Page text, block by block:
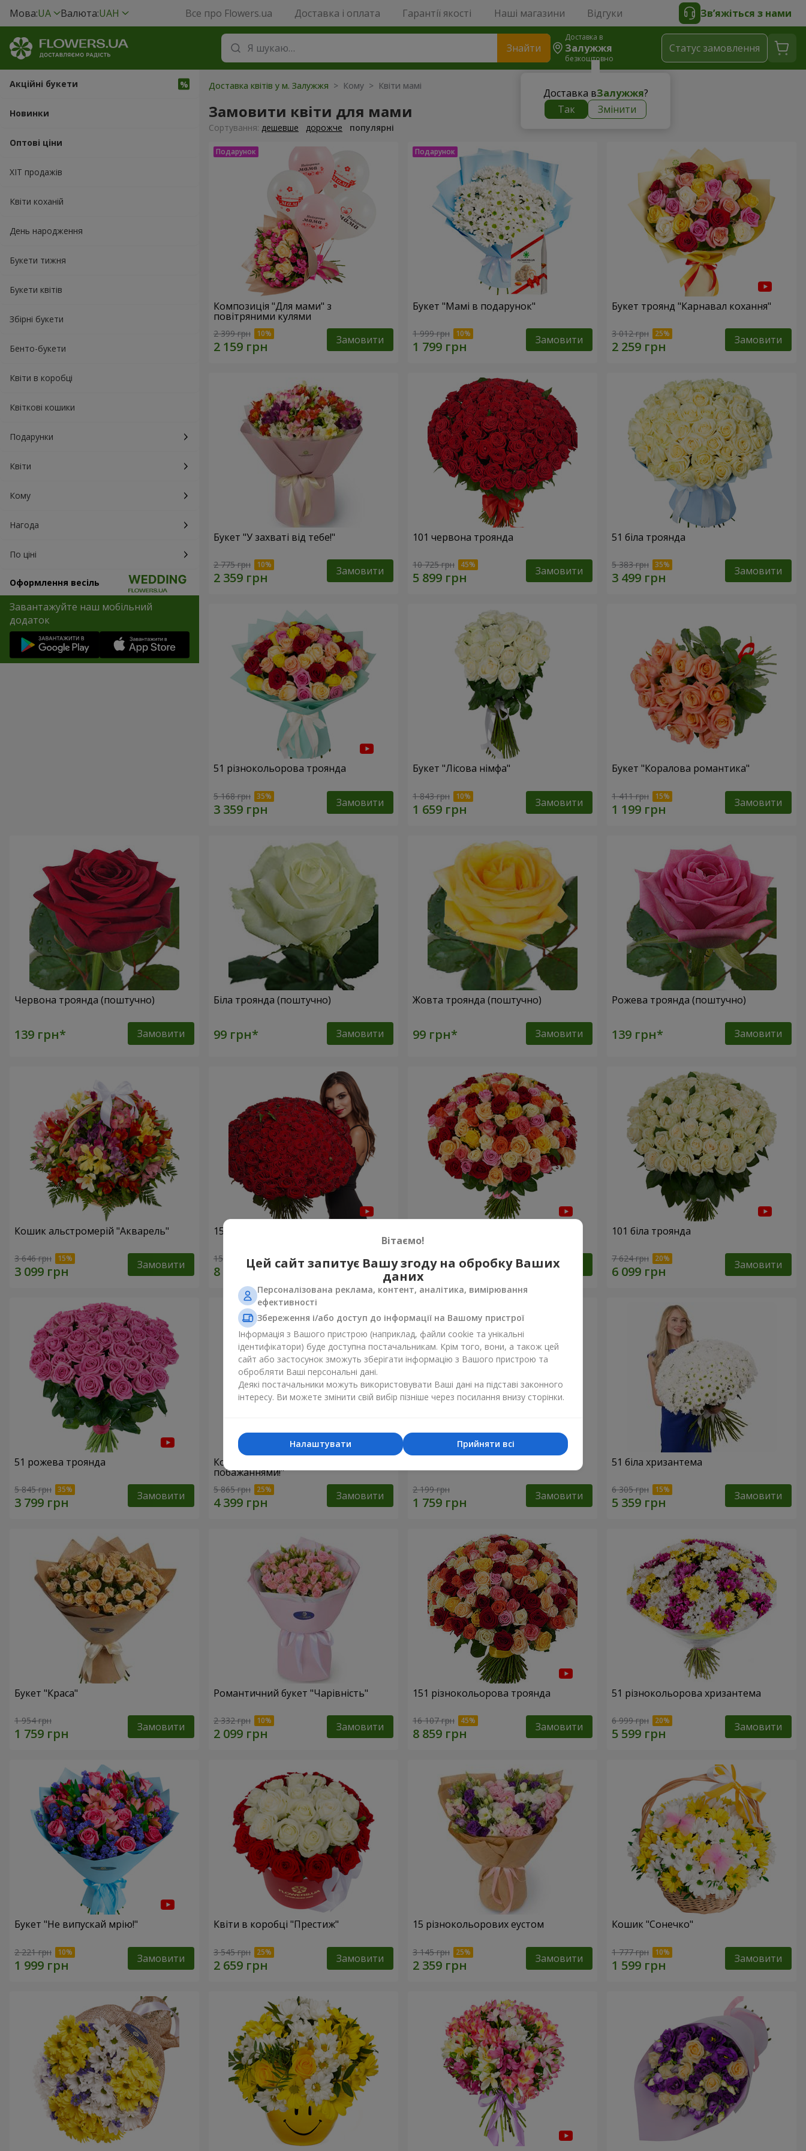
Мова:UA Валюта:UAH Все про Flowers.ua Доставка і оплата Гарантії якості Наші магазини Відгуки Зв’яжіться з нами
Знайти
Доставка в
Залужжя
безкоштовно
Доставка вЗалужжя?
Так
Змінити
Статус замовлення
Акційні букети
Новинки
Оптові ціни
ХІТ продажів
Квіти коханій
День народження
Букети тижня
Букети квітів
Збірні букети
Бенто-букети
Квіти в коробці
Квіткові кошики
Подарунки
Квіти
Кому
Нагода
По ціні
Оформлення весіль
Завантажуйте наш мобільний
додаток
Доставка квітів у м. Залужжя > Кому > Квіти мамі
Замовити квіти для мами
Сортування: дешевше дорожче популярні
Композиція "Для мами" з
повітряними кулями
2 399 грн Замовити
Букет "Мамі в подарунок"
1 999 грн Замовити
Букет троянд "Карнавал кохання"
3 012 грн Замовити
Букет "У захваті від тебе!"
2 775 грн Замовити
101 червона троянда
10 725 грн Замовити
51 біла троянда
5 383 грн Замовити
51 різнокольорова троянда
5 168 грн Замовити
Букет "Лісова німфа"
1 843 грн Замовити
Букет "Коралова романтика"
1 411 грн Замовити
Червона троянда (поштучно)
Замовити
Біла троянда (поштучно)
Замовити
Жовта троянда (поштучно)
Замовити
Рожева троянда (поштучно)
Замовити
Кошик альстромерій "Акварель"
3 646 грн Замовити
151 червона троянда
15 744 грн Замовити 9 383 грн Замовити
101 біла троянда
7 624 грн Замовити
51 рожева троянда
5 845 грн Замовити
Кошик "З найкращими
побажаннями!"
5 865 грн Замовити 2 199 грн Замовити
51 біла хризантема
6 305 грн Замовити
Букет "Краса"
1 954 грн Замовити
Романтичний букет "Чарівність"
2 332 грн Замовити
151 різнокольорова троянда
16 107 грн Замовити
51 різнокольорова хризантема
6 999 грн Замовити
Букет "Не випускай мрію!"
2 221 грн Замовити
Квіти в коробці "Престиж"
3 545 грн Замовити
15 різнокольорових еустом
3 145 грн Замовити
Кошик "Сонечко"
1 777 грн Замовити
Вітаємо!
Цей сайт запитує Вашу згоду на обробку Ваших
даних
Персоналізована реклама, контент, аналітика, вимірювання
ефективності
Збереження і/або доступ до інформації на Вашому пристрої
Інформація з Вашого пристрою (наприклад, файли cookie та унікальні
ідентифікатори) буде доступна постачальникам. Крім того, вони, а також цей
сайт або застосунок зможуть зберігати інформацію з Вашого пристрою та
обробляти Ваші персональні дані.
Деякі постачальники можуть використовувати Ваші дані на підставі законного
інтересу. Ви можете змінити свій вибір пізніше через посилання внизу сторінки.
Прийняти всі
Налаштувати